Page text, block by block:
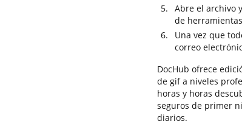
Abre el archivo
de
Una vez que
correo
DocHub ofrece
de gif a niveles
horas y horas
seguros de primer
diarios.